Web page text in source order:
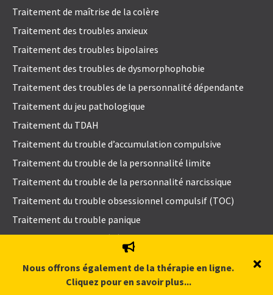
Nous offrons également de la thérapie en ligne.
Cliquez pour en savoir plus...
Traitement de maîtrise de la colère
Traitement des troubles anxieux
Traitement des troubles bipolaires
Traitement des troubles de dysmorphophobie
Traitement des troubles de la personnalité dépendante
Traitement du jeu pathologique
Traitement du TDAH
Traitement du trouble d’accumulation compulsive
Traitement du trouble de la personnalité limite
Traitement du trouble de la personnalité narcissique
Traitement du trouble obsessionnel compulsif (TOC)
Traitement du trouble panique
Traitement pour l’anxiété sociale
Trouble de l’adaptation